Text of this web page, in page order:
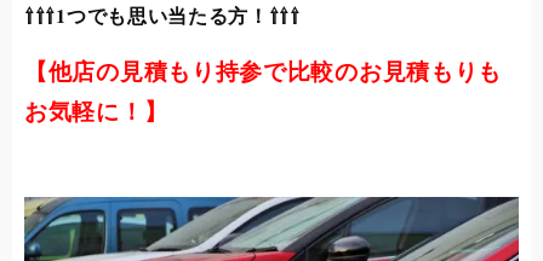
⇧⇧⇧1つでも思い当たる方！⇧⇧⇧
【他店の見積もり持参で比較のお見積もりも
お気軽に！】